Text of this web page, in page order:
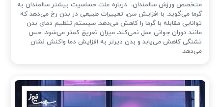
متخصص ورزش سالمندان، درباره علت حساسیت بیشتر سالمندان به
گرما می‌گوید: با افزایش سن، تغییرات طبیعی در بدن رخ می‌دهد که
توانایی مقابله با گرما را کاهش می‌دهد. سیستم تنظیم دمای بدن
مانند دوران جوانی عمل نمی‌کند، میزان تعریق کمتر می‌شود، حس
تشنگی کاهش می‌یابد و بدن دیرتر به افزایش دما واکنش نشان
می‌دهد.